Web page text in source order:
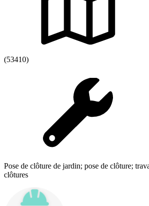
(53410)
Pose de clôture de jardin; pose de clôture;
clôtures